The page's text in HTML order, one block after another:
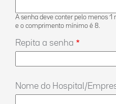
A senha deve conter pelo menos
e o comprimento mínimo é 8.
Repita a senha
Nome do Hospital/